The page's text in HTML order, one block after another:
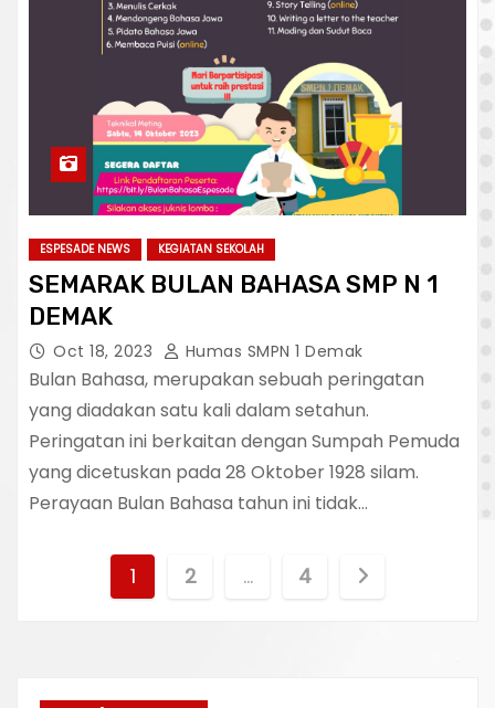
ESPESADE NEWS KEGIATAN SEKOLAH
SEMARAK BULAN BAHASA SMP N 1
DEMAK
Oct 18, 2023 Humas SMPN 1 Demak
Bulan Bahasa, merupakan sebuah peringatan
yang diadakan satu kali dalam setahun.
Peringatan ini berkaitan dengan Sumpah Pemuda
yang dicetuskan pada 28 Oktober 1928 silam.
Perayaan Bulan Bahasa tahun ini tidak…
1 2 … 4